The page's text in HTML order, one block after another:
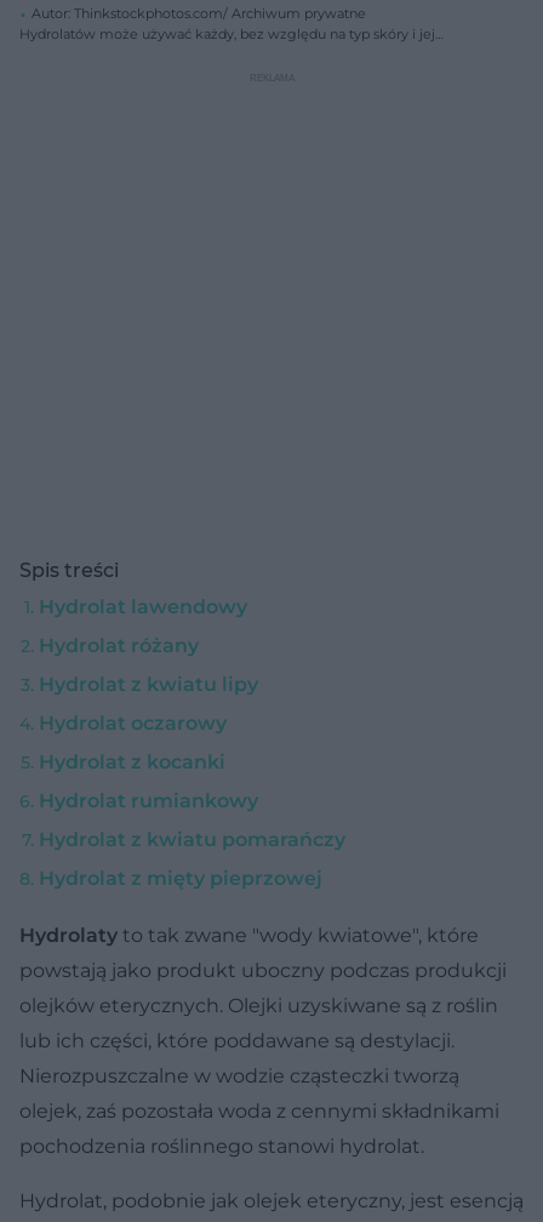
Autor: Thinkstockphotos.com/ Archiwum prywatne
Hydrolatów może używać każdy, bez względu na typ skóry i jej
Spis treści
Hydrolat lawendowy
Hydrolat różany
Hydrolat z kwiatu lipy
Hydrolat oczarowy
Hydrolat z kocanki
Hydrolat rumiankowy
Hydrolat z kwiatu pomarańczy
Hydrolat z mięty pieprzowej
Hydrolaty to tak zwane "wody kwiatowe", które
powstają jako produkt uboczny podczas produkcji
olejków eterycznych. Olejki uzyskiwane są z roślin
lub ich części, które poddawane są destylacji.
Nierozpuszczalne w wodzie cząsteczki tworzą
olejek, zaś pozostała woda z cennymi składnikami
pochodzenia roślinnego stanowi hydrolat.
Hydrolat, podobnie jak olejek eteryczny, jest esencją